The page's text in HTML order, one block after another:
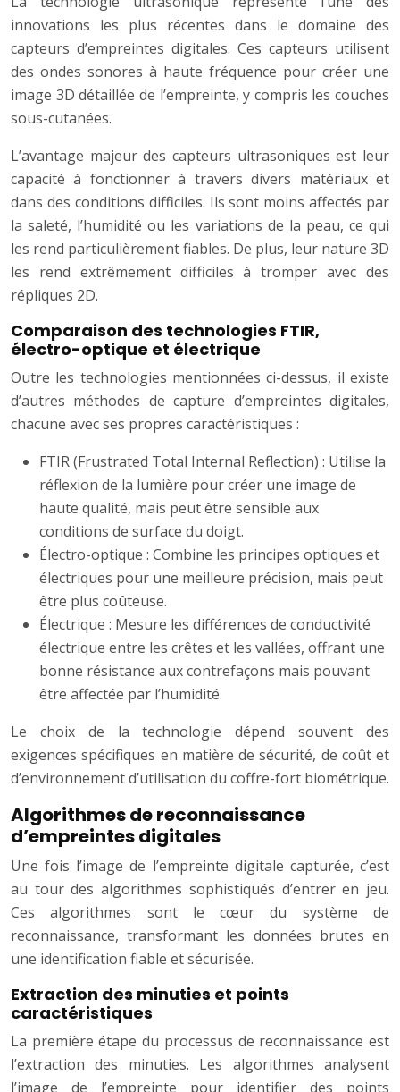
innovations les plus récentes dans le domaine des
capteurs d’empreintes digitales. Ces capteurs utilisent
des ondes sonores à haute fréquence pour créer une
image 3D détaillée de l’empreinte, y compris les couches
sous-cutanées.
L’avantage majeur des capteurs ultrasoniques est leur
capacité à fonctionner à travers divers matériaux et
dans des conditions difficiles. Ils sont moins affectés par
la saleté, l’humidité ou les variations de la peau, ce qui
les rend particulièrement fiables. De plus, leur nature 3D
les rend extrêmement difficiles à tromper avec des
répliques 2D.
Comparaison des technologies FTIR,
électro-optique et électrique
Outre les technologies mentionnées ci-dessus, il existe
d’autres méthodes de capture d’empreintes digitales,
chacune avec ses propres caractéristiques :
FTIR (Frustrated Total Internal Reflection) : Utilise la
réflexion de la lumière pour créer une image de
haute qualité, mais peut être sensible aux
conditions de surface du doigt.
Électro-optique : Combine les principes optiques et
électriques pour une meilleure précision, mais peut
être plus coûteuse.
Électrique : Mesure les différences de conductivité
électrique entre les crêtes et les vallées, offrant une
bonne résistance aux contrefaçons mais pouvant
être affectée par l’humidité.
Le choix de la technologie dépend souvent des
exigences spécifiques en matière de sécurité, de coût et
d’environnement d’utilisation du coffre-fort biométrique.
Algorithmes de reconnaissance
d’empreintes digitales
Une fois l’image de l’empreinte digitale capturée, c’est
au tour des algorithmes sophistiqués d’entrer en jeu.
Ces algorithmes sont le cœur du système de
reconnaissance, transformant les données brutes en
une identification fiable et sécurisée.
Extraction des minuties et points
caractéristiques
La première étape du processus de reconnaissance est
l’extraction des minuties. Les algorithmes analysent
l’image de l’empreinte pour identifier des points